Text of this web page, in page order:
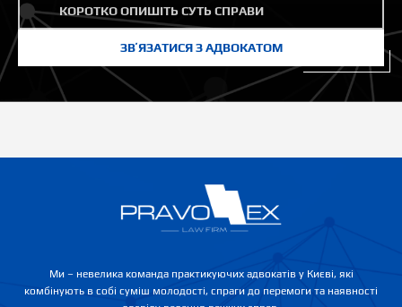
Ми – невелика команда практикуючих адвокатів у Києві, які
комбінують в собі суміш молодості, спраги до перемоги та наявності